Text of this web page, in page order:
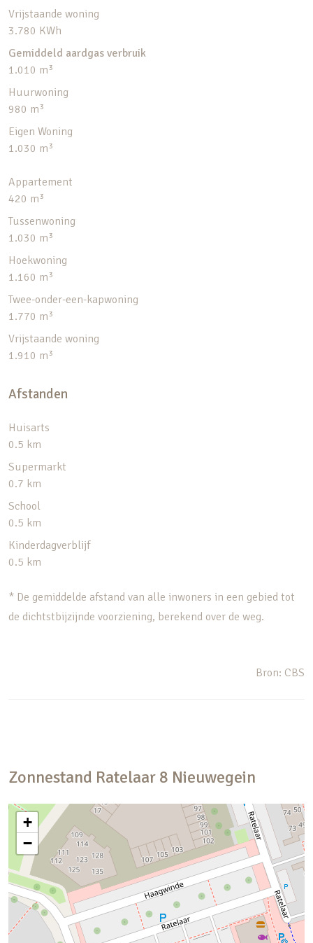
Vrijstaande woning
3.780 KWh
Gemiddeld aardgas verbruik
1.010 m³
Huurwoning
980 m³
Eigen Woning
1.030 m³
Appartement
420 m³
Tussenwoning
1.030 m³
Hoekwoning
1.160 m³
Twee-onder-een-kapwoning
1.770 m³
Vrijstaande woning
1.910 m³
Afstanden
Huisarts
0.5 km
Supermarkt
0.7 km
School
0.5 km
Kinderdagverblijf
0.5 km
* De gemiddelde afstand van alle inwoners in een gebied tot
de dichtstbijzijnde voorziening, berekend over de weg.
Bron: CBS
Zonnestand Ratelaar 8 Nieuwegein
+
−